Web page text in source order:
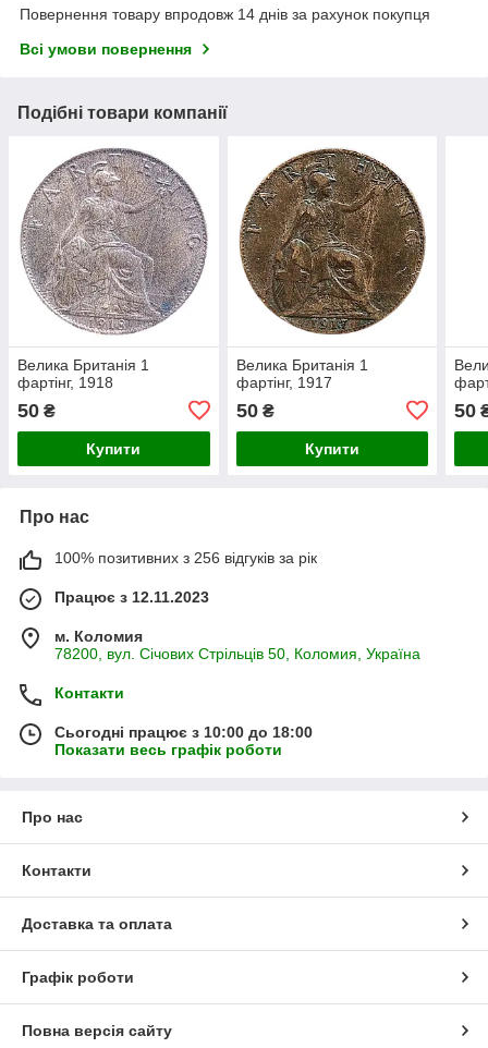
Повернення товару впродовж 14 днів за рахунок покупця
Всі умови повернення
Подібні товари компанії
Велика Британія 1
фартінг, 1918
50 ₴
Купити
Велика Британія 1
фартінг, 1917
50₴
Купити
50
Про нас
100% позитивних з 256 відгуків за рік
Працює з 12.11.2023
м. Коломия
78200, вул. Січових Стрільців 50, Коломия, Україна
Контакти
Сьогодні працює з 10:00 до 18:00
Показати весь графік роботи
Про нас
Контакти
Доставка та оплата
Графік роботи
Повна версія сайту